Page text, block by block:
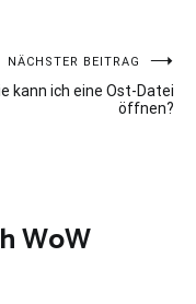
NÄCHSTER BEITRAG
kann ich eine Ost-Datei
öffnen?
WoW